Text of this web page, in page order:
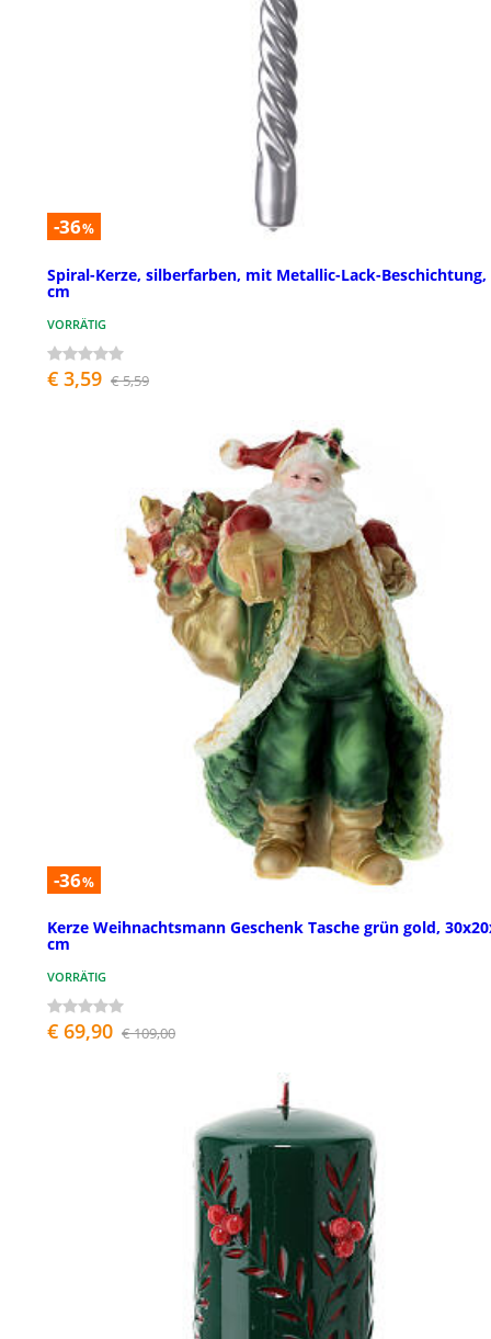
-36%
Spiral-Kerze, silberfarben, mit Metallic-Lack-Beschichtung,
cm
VORRÄTIG
€ 3,59 € 5,59
-36%
Kerze Weihnachtsmann Geschenk Tasche grün gold,
cm
VORRÄTIG
€ 69,90 € 109,00